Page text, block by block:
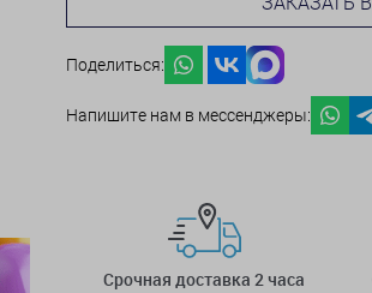
Поделиться:
Напишите нам в мессенджеры:
Срочная доставка 2 часа